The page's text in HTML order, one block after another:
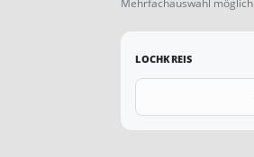
LOCHKREIS